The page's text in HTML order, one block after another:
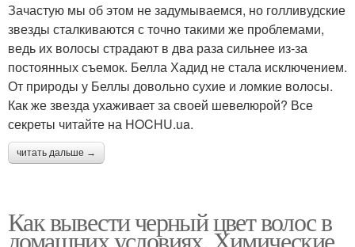
Зачастую мы об этом не задумываемся, но голливудские
звезды сталкиваются с точно такими же проблемами,
ведь их волосы страдают в два раза сильнее из-за
постоянных съемок. Белла Хадид не стала исключением.
От природы у Беллы довольно сухие и ломкие волосы.
Как же звезда ухаживает за своей шевелюрой? Все
секреты читайте на HOCHU.ua.
читать дальше →
Как вывести черный цвет волос в